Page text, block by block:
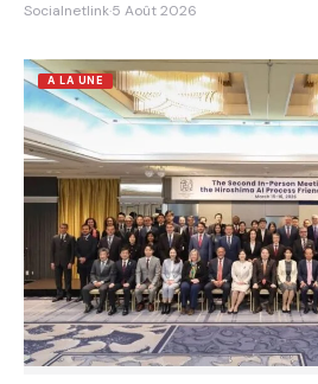
Socialnetlink·5 Août 2026
A LA UNE